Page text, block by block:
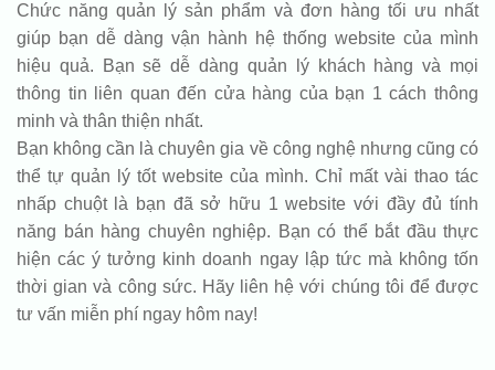
Chức năng quản lý sản phẩm và đơn hàng tối ưu nhất
giúp bạn dễ dàng vận hành hệ thống website của mình
hiệu quả. Bạn sẽ dễ dàng quản lý khách hàng và mọi
thông tin liên quan đến cửa hàng của bạn 1 cách thông
minh và thân thiện nhất.
Bạn không cần là chuyên gia về công nghệ nhưng cũng có
thể tự quản lý tốt website của mình. Chỉ mất vài thao tác
nhấp chuột là bạn đã sở hữu 1 website với đầy đủ tính
năng bán hàng chuyên nghiệp. Bạn có thể bắt đầu thực
hiện các ý tưởng kinh doanh ngay lập tức mà không tốn
thời gian và công sức. Hãy liên hệ với chúng tôi để được
tư vấn miễn phí ngay hôm nay!